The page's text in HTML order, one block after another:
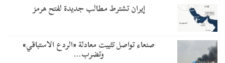
إيران تشترط مطالب جديدة لفتح هرمز
صنعاء تواصل تثبيت معادلة «الردع الاستباقي»
وتضرب…